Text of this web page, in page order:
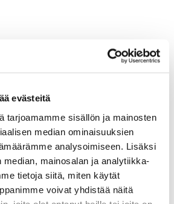
evästeitä
tarjoamamme sisällön ja mainosten
median ominaisuuksien
analysoimiseen. Lisäksi
median, mainosalan ja analytiikka-
tietoja siitä, miten käytät
voivat yhdistää näitä